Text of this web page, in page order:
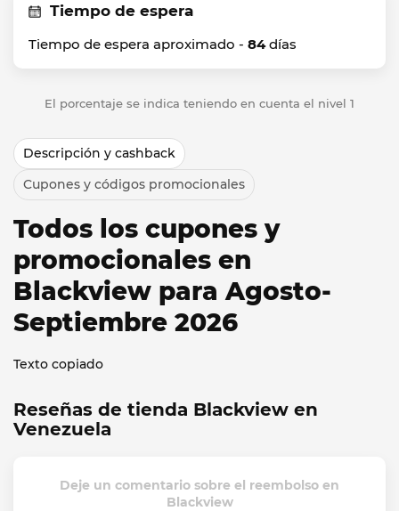
Tiempo de espera
Tiempo de espera aproximado - 84días
El porcentaje se indica teniendo en cuenta el nivel 1
Descripción y cashback
Cupones y códigos promocionales
Todos los cupones y
promocionales en
Blackview para Agosto-
Septiembre 2026
Texto copiado
Reseñas de tienda Blackview en
Venezuela
Deje un comentario sobre el reembolso en
Blackview